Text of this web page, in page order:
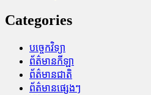
Categories
បច្ចេកវិទ្យា
ព័ត៌មានកីឡា
ព័ត៌មានជាតិ
ព័ត៌មានផ្សេងៗ